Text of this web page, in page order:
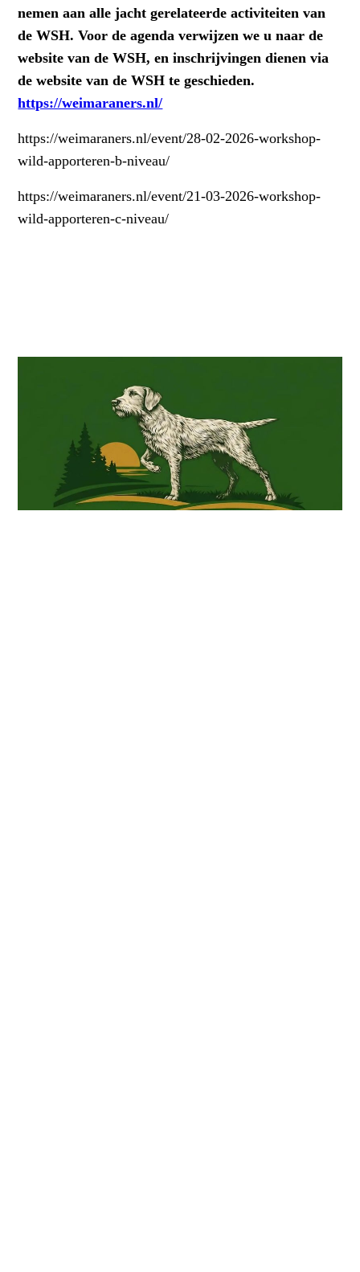
nemen aan alle jacht gerelateerde activiteiten van
de WSH. Voor de agenda verwijzen we u naar de
website van de WSH, en inschrijvingen dienen via
de website van de WSH te geschieden.
https://weimaraners.nl/
https://weimaraners.nl/event/28-02-2026-workshop-
wild-apporteren-b-niveau/
https://weimaraners.nl/event/21-03-2026-workshop-
wild-apporteren-c-niveau/